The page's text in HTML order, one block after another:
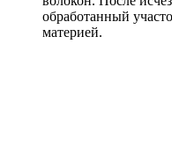
обработанный
материей.